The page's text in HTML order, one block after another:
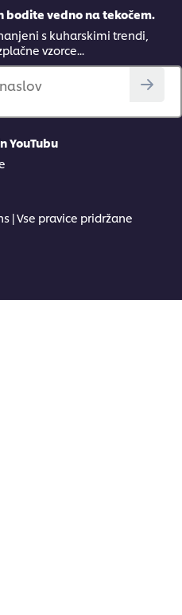
bodite vedno na tekočem.
s kuharskimi trendi,
vzorce...
YouTubu
| Vse pravice pridržane